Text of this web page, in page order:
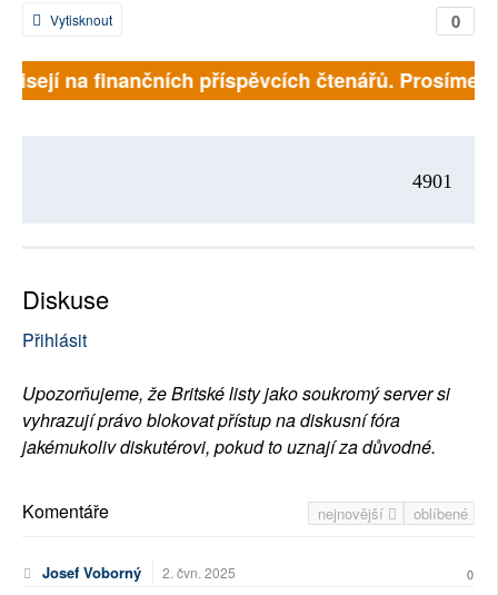
0
Vytisknout
na finančních příspěvcích čtenářů. Prosíme,
4901
Diskuse
Přihlásit
Upozorňujeme, že Britské listy jako soukromý server si
vyhrazují právo blokovat přístup na diskusní fóra
jakémukoliv diskutérovi, pokud to uznají za důvodné.
nejnovější oblíbené
Komentáře
Josef Voborný 2. čvn. 2025 0